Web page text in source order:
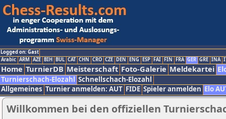
Logged on: Gast
Arabic ARM AZE BIH BUL CAT CHN CRO CZE DEN ENG ESP FAI FIN FRA GER GRE INA
Home TurnierDB Meisterschaft Foto-Galerie Meldekartei
Turnierschach-Elozahl Schnellschach-Elozahl
Allgemeines Turnier anmelden: AUT FIDE Spieler anmelden Elo
Willkommen bei den offiziellen